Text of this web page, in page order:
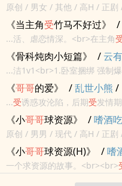
原创 / 男女 / 其他 / 高H / 正
sm，囚禁，疼痛，乱伦<br>
《当主角受竹马不好过》 /
...活、虐恋情深。<br>在主角
巴身子，一把泪一把鼻涕心疼
受欺负。<br>人美心善好哥哥
《骨科炖肉小短篇》 /云
...洁1v1<br>1.卧室捆绑 强制
哥攻X乖软甜心弟弟受）<br>
受<br>要嫁给别人被得知消息
《哥哥的爱》 /乱世小熊 /
...受诱惑攻沦陷，后期受发情
为命，直到有一天他的身体发
了。<br>他忍着浑身难耐的身
间……...
《小哥哥球资源》 /嗜酒
原创 / 男男 / 现代 / 高H / 正
<br>攻：你打错字了，是求
道，手上打字：小 哥哥求资源
吧<br>
《小哥哥球资源(H)》 /嗜
一个求资源的故事。<br><br>
了，是求<br>这人别他妈是个